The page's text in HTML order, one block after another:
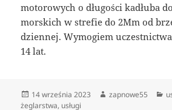
motorowych o długości kadłuba
morskich w strefie do 2Mm od
dziennej. Wymogiem
14 lat.
Data
publikacji
14 września 2023 Autor
zapnowe55
żeglarstwa, usługi